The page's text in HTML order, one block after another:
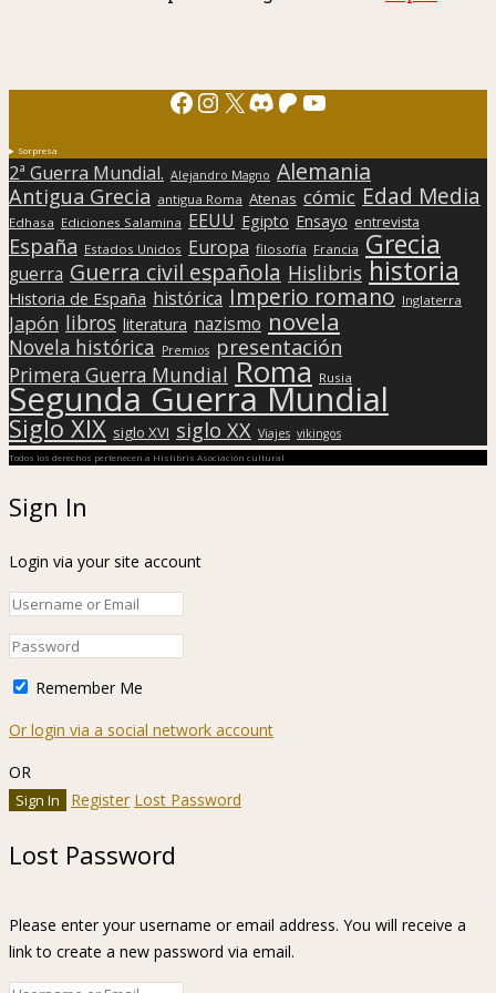
Facebook
Instagram
X Discord
Patreon
YouTube
Sorpresa
2ª Guerra Mundial. Alejandro Magno Alemania
Antigua Grecia antigua Roma Atenas cómic Edad Media
Edhasa Ediciones Salamina EEUU Egipto Ensayo entrevista
España Estados Unidos Europa filosofía Francia Grecia
guerra Guerra civil española Hislibris historia
Historia de España histórica Imperio romano Inglaterra
Japón libros literatura nazismo novela
Novela histórica Premios presentación
Primera Guerra Mundial Roma Rusia
Segunda Guerra Mundial
Siglo XIX siglo XVI siglo XX Viajes vikingos
Todos los derechos pertenecen a Hislibris Asociación cultural
Sign In
Login via your site account
Remember Me
Or login via a social network account
OR
Register Lost Password
Lost Password
Please enter your username or email address. You will receive a
link to create a new password via email.